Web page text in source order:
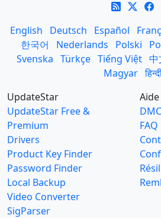
English Deutsch Español
한국어
Nederlands Polski
Svenska Türkçe Tiếng Việt 中
Magyar
UpdateStar
UpdateStar Free &
Premium
Drivers
Product Key Finder
Password Finder
Local Backup
Video Converter
SigParser
FAQ